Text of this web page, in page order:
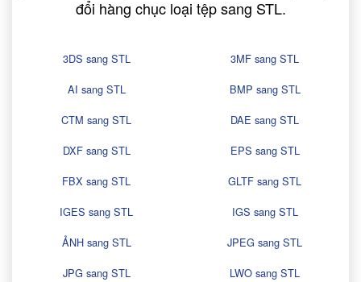
đổi hàng chục loại tệp sang STL.
3DS sang STL
3MF sang STL
AI sang STL
BMP sang STL
CTM sang STL
DAE sang STL
DXF sang STL
EPS sang STL
FBX sang STL
GLTF sang STL
IGES sang STL
IGS sang STL
ẢNH sang STL
JPEG sang STL
JPG sang STL
LWO sang STL